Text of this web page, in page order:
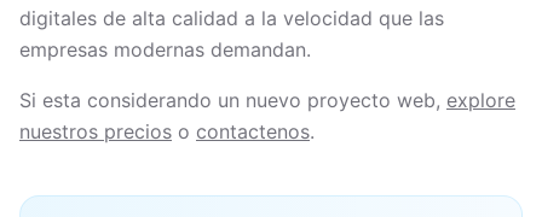
digitales de alta calidad a la velocidad que las
empresas modernas demandan.
Si esta considerando un nuevo proyecto web, explore
nuestros precios o contactenos.